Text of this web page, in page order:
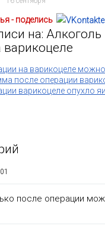
- поделись
на: Алкоголь
варикоцеле
на варикоцеле можно
после операции
варикоцеле опухло
после операции